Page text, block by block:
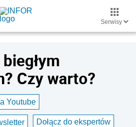
Serwisy
Czy warto?
Youtube
Dołącz do ekspertów